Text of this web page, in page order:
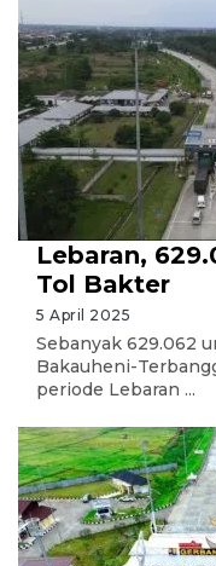
Lebaran,
Tol Bakter
5 April 2025
Sebanyak 629.062
Bakauheni-
periode Lebaran ...